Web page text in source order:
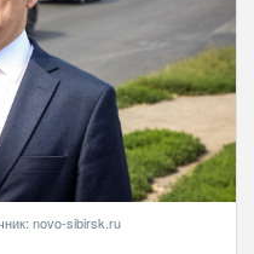
novo-sibirsk.ru